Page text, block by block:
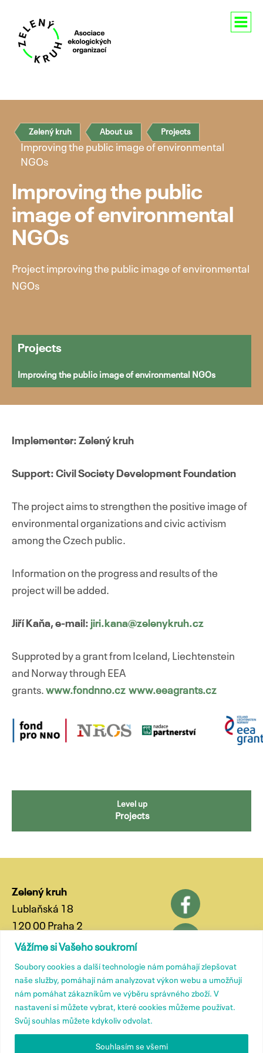
Vážíme si Vašeho soukromí
Soubory cookies a další technologie nám pomáhají zlepšovat
naše služby, pomáhají nám analyzovat výkon webu a umožňují
nám pomáhat zákazníkům ve výběru správného zboží. V
nastavení si můžete vybrat, které cookies můžeme používat.
Svůj souhlas můžete kdykoliv odvolat.
Souhlasím se všemi
Skip
to
content
Zelený kruh About us Projects
Improving the public image of environmental
NGOs
Improving the public
image of environmental
NGOs
Project improving the public image of environmental
NGOs
Projects
Improving the public image of environmental NGOs
Implementer: Zelený kruh
Support: Civil Society Development Foundation
The project aims to strengthen the positive image of
environmental organizations and civic activism
among the Czech public.
Information on the progress and results of the
project will be added.
Jiří Kaňa, e-mail: jiri.kana@zelenykruh.cz
Supproted by a grant from Iceland, Liechtenstein
and Norway through EEA
grants. www.fondnno.cz www.eeagrants.cz
Level up
Projects
Zelený kruh
Lublaňská 18
120 00 Praha 2
phone: (+420) 799 572 435
Contacts